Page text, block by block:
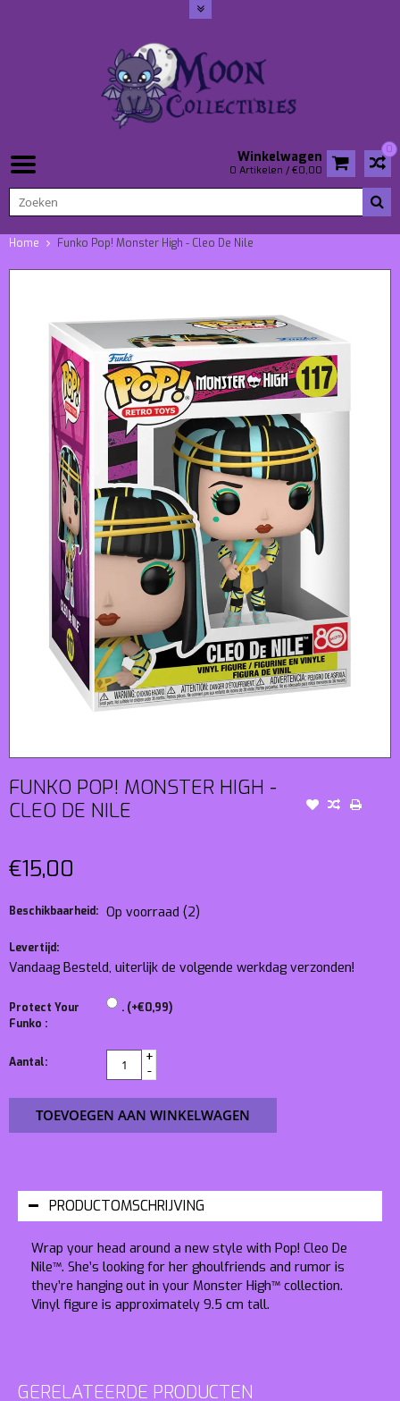
0
Winkelwagen
0 Artikelen / €0,00
Home Funko Pop! Monster High - Cleo De Nile
FUNKO POP! MONSTER HIGH -
CLEO DE NILE
€15,00
Beschikbaarheid: Op voorraad (2)
Levertijd:
Vandaag Besteld, uiterlijk de volgende werkdag verzonden!
Protect Your
Funko :
. (+€0,99)
Aantal:
+
-
TOEVOEGEN AAN WINKELWAGEN
PRODUCTOMSCHRIJVING
Wrap your head around a new style with Pop! Cleo De
Nile™. She’s looking for her ghoulfriends and rumor is
they’re hanging out in your Monster High™ collection.
Vinyl figure is approximately 9.5 cm tall.
GERELATEERDE PRODUCTEN